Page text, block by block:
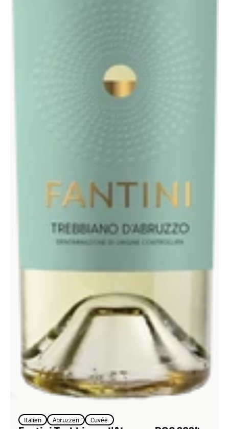
Italien Abruzzen Cuvée